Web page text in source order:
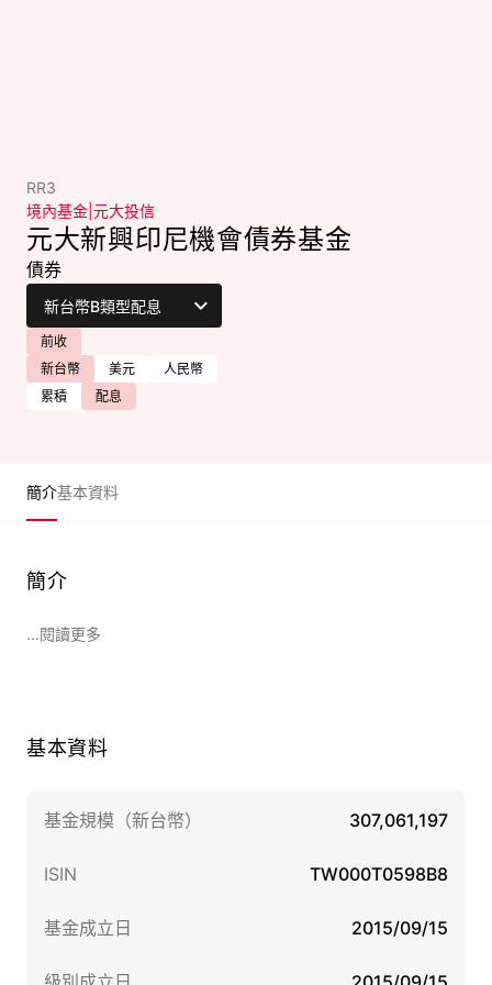
RR3
境內基金 元大投信
元大新興印尼機會債券基金
債券
前收
新台幣
美元
人民幣
累積
配息
簡介基本資料
簡介
...閱讀更多
基本資料
基金規模（新台幣） 307,061,197
ISIN TW000T0598B8
基金成立日 2015/09/15